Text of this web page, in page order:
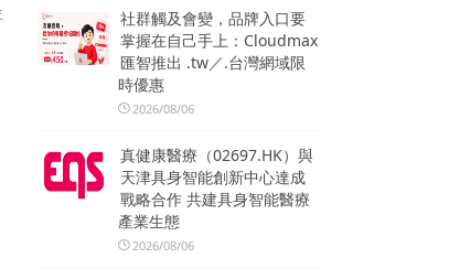
社群觸及會變，品牌入口要
掌握在自己手上：Cloudmax
匯智推出 .tw／.台灣網域限
時優惠
2026/08/06
真健康醫療（02697.HK）與
天津具身智能創新中心達成
戰略合作 共建具身智能醫療
產業生態
2026/08/06